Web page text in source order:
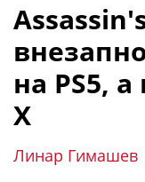
на PS5,
X
Линар Гимашев